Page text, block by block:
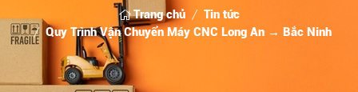
Trang chủ
Tin tức
Quy Trình Vận Chuyển Máy CNC Long An → Bắc Ninh